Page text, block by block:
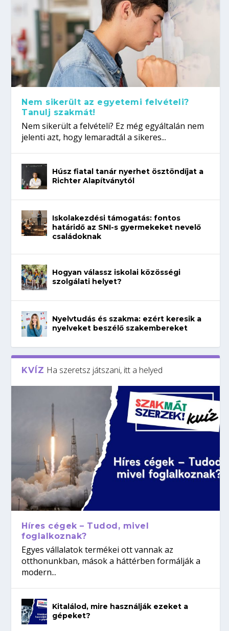
Nem sikerült az egyetemi felvételi?
Tanulj szakmát!
Nem sikerült a felvételi? Ez még egyáltalán nem
jelenti azt, hogy lemaradtál a sikeres...
Húsz fiatal tanár nyerhet ösztöndíjat a
Richter Alapítványtól
Iskolakezdési támogatás: fontos
határidő az SNI-s gyermekeket nevelő
családoknak
Hogyan válassz iskolai közösségi
szolgálati helyet?
Nyelvtudás és szakma: ezért keresik a
nyelveket beszélő szakembereket
KVÍZ Ha szeretsz játszani, itt a helyed
Híres cégek – Tudod, mivel
foglalkoznak?
Egyes vállalatok termékei ott vannak az
otthonunkban, mások a háttérben formálják a
modern...
Kitalálod, mire használják ezeket a
gépeket?